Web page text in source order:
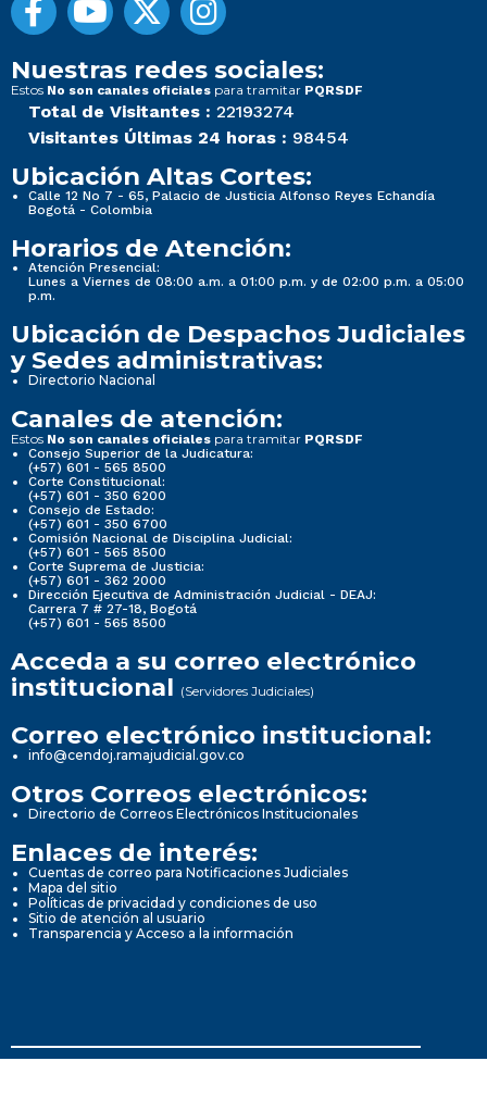
Nuestras redes sociales:
Estos No son canales oficiales para tramitar PQRSDF
Total de Visitantes : 22193274
Visitantes Últimas 24 horas : 98454
Ubicación Altas Cortes:
Calle 12 No 7 - 65, Palacio de Justicia Alfonso Reyes Echandía
Bogotá - Colombia
Horarios de Atención:
Atención Presencial:
Lunes a Viernes de 08:00 a.m. a 01:00 p.m. y de 02:00 p.m. a 05:00
p.m.
Ubicación de Despachos Judiciales
y Sedes administrativas:
Directorio Nacional
Canales de atención:
Estos No son canales oficiales para tramitar PQRSDF
Consejo Superior de la Judicatura:
(+57) 601 - 565 8500
Corte Constitucional:
(+57) 601 - 350 6200
Consejo de Estado:
(+57) 601 - 350 6700
Comisión Nacional de Disciplina Judicial:
(+57) 601 - 565 8500
Corte Suprema de Justicia:
(+57) 601 - 362 2000
Dirección Ejecutiva de Administración Judicial - DEAJ:
Carrera 7 # 27-18, Bogotá
(+57) 601 - 565 8500
Acceda a su correo electrónico
institucional (Servidores Judiciales)
Correo electrónico institucional:
info@cendoj.ramajudicial.gov.co
Otros Correos electrónicos:
Directorio de Correos Electrónicos Institucionales
Enlaces de interés:
Cuentas de correo para Notificaciones Judiciales
Mapa del sitio
Políticas de privacidad y condiciones de uso
Sitio de atención al usuario
Transparencia y Acceso a la información